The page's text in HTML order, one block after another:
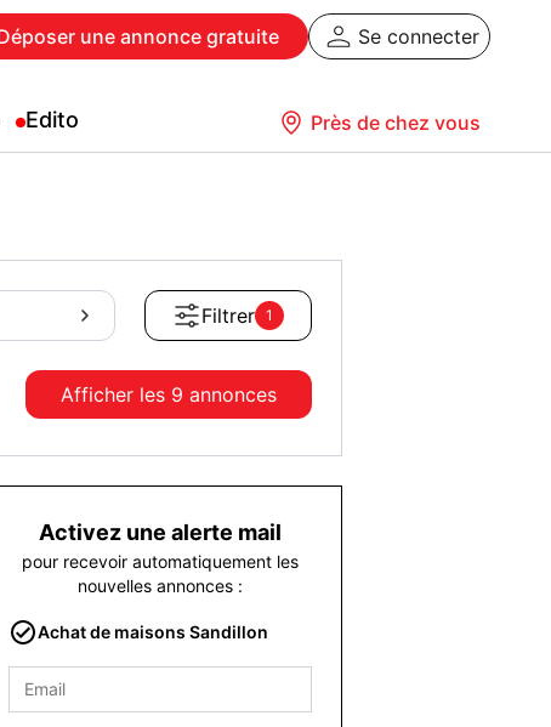
une annonce gratuite Se connecter
Edito Près de chez vous
Filtrer 1
Afficher les 9 annonces
Activez une alerte mail
pour recevoir automatiquement les
nouvelles annonces :
Achat de maisons Sandillon